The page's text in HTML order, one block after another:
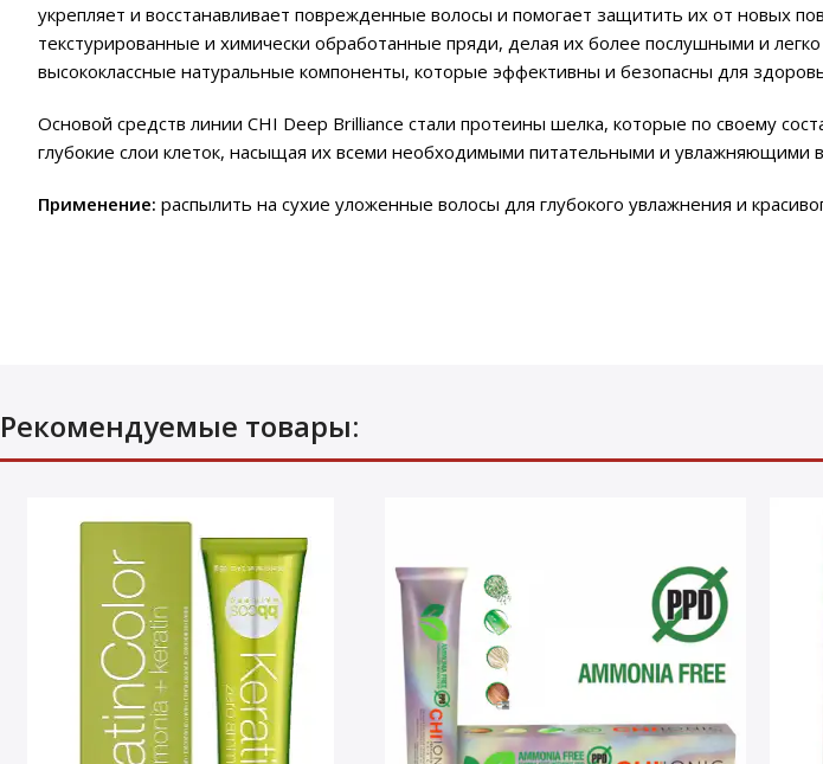
укрепляет и восстанавливает поврежденные волосы и помогает защитить их от новых
текстурированные и химически обработанные пряди, делая их более послушными и
высококлассные натуральные компоненты, которые эффективны и безопасны для
Основой средств линии CHI Deep Brilliance стали протеины шелка, которые по своему
глубокие слои клеток, насыщая их всеми необходимыми питательными и увлажняющими
Применение: распылить на сухие уложенные волосы для глубокого увлажнения и
Рекомендуемые товары: